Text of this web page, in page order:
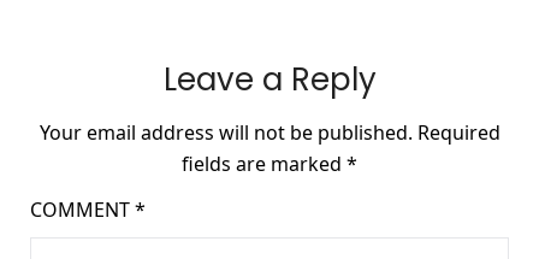
Leave a Reply
Your email address will not be published. Required
fields are marked *
COMMENT*